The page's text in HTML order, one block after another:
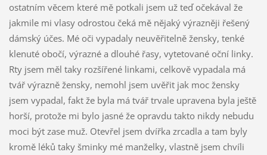
ostatním věcem které mě potkali jsem už teď očekával že
jakmile mi vlasy odrostou čeká mě nějaký výrazněji řešený
dámský účes. Mé oči vypadaly neuvěřitelně žensky, tenké
klenuté obočí, výrazné a dlouhé řasy, vytetované oční linky.
Rty jsem měl taky rozšířené linkami, celkově vypadala má
tvář výrazně žensky, nemohl jsem uvěřit jak moc žensky
jsem vypadal, fakt že byla má tvář trvale upravena byla ještě
horší, protože mi bylo jasné že opravdu takto nikdy nebudu
moci být zase muž. Otevřel jsem dvířka zrcadla a tam byly
kromě léků taky šminky mé manželky, vlastně jsem chvíli